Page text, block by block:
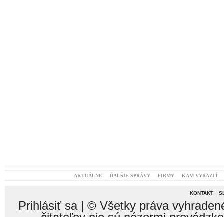
AKTUÁLNE ĎALŠIE SPRÁVY FIRMY KAM VYRAZIŤ
KONTAKT
Prihlásiť sa| © Všetky práva